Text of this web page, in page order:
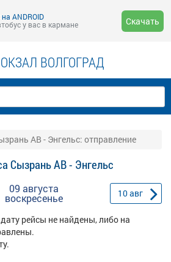
ANDROID
у вас в кармане
Скачать
ВОЛГОГРАД
АВ - Энгельс: отправление
Сызрань АВ - Энгельс
09 августа
воскресенье 10авг
рейсы не найдены, либо на